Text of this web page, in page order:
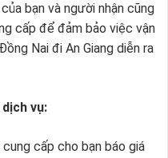
bạn và người nhận cũng
cấp để đảm bảo việc vận
Nai đi An Giang diễn ra
vụ:
cấp cho bạn báo giá